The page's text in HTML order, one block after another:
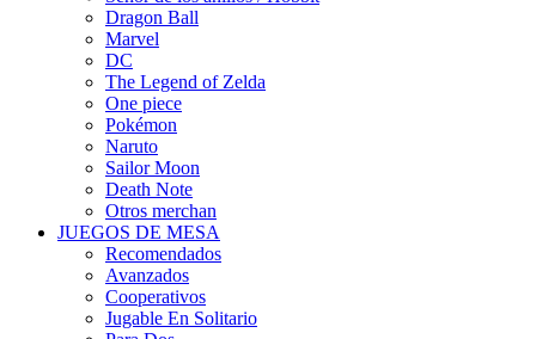
Dragon Ball
Marvel
DC
The Legend of Zelda
One piece
Pokémon
Naruto
Sailor Moon
Death Note
Otros merchan
JUEGOS DE MESA
Recomendados
Avanzados
Cooperativos
Jugable En Solitario